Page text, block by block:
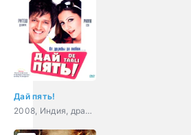
Дай пять!
2008, Индия, драма, мелодрама, комедия